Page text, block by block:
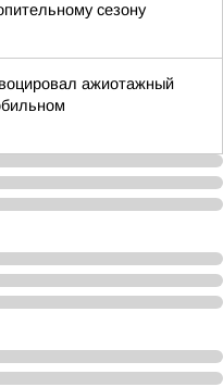
сезону
ажиотажный